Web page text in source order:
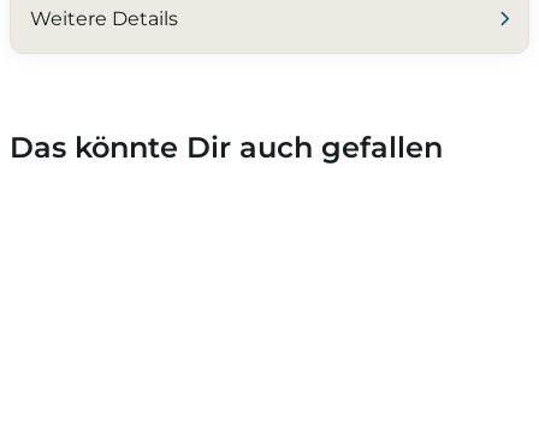
Weitere Details
Das könnte Dir auch gefallen